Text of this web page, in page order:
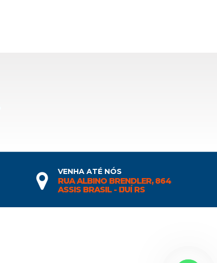
VENHA ATÉ NÓS
RUA ALBINO BRENDLER, 864
ASSIS BRASIL - IJUÍ RS